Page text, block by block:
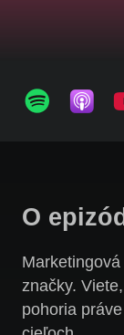
O
značky.
pohoria